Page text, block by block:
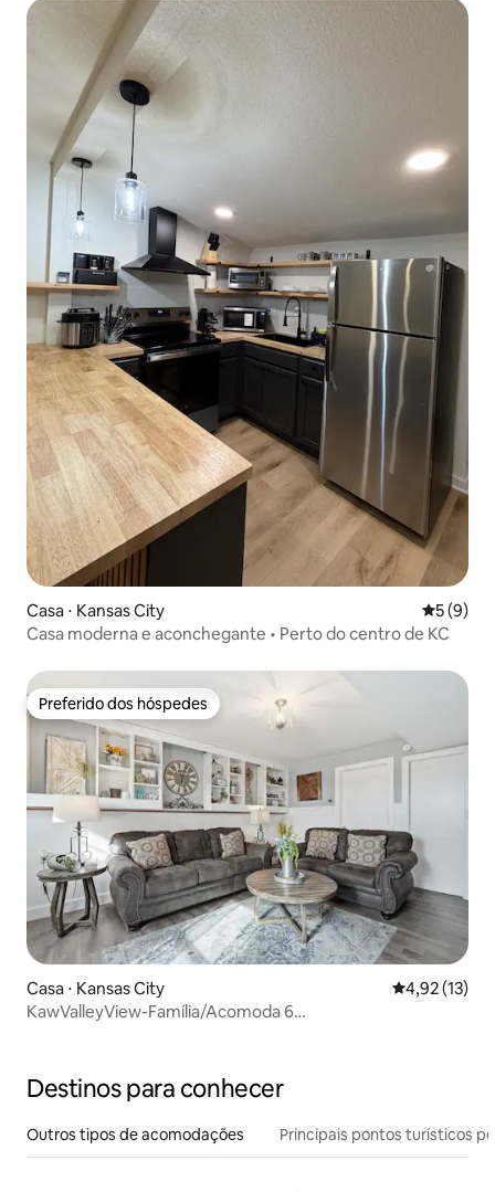
Casa ⋅ Kansas City 5 de
5 (9)
Casa moderna e aconchegante • Perto do centro de KC
Preferido dos hóspedes
Preferido dos hóspedes
Casa ⋅ Kansas City 4,92 de uma
4,92 (13)
KawValleyView-Família/Acomoda 6
Destinos para conhecer
Outros tipos de acomodações Principais pontos turísticos